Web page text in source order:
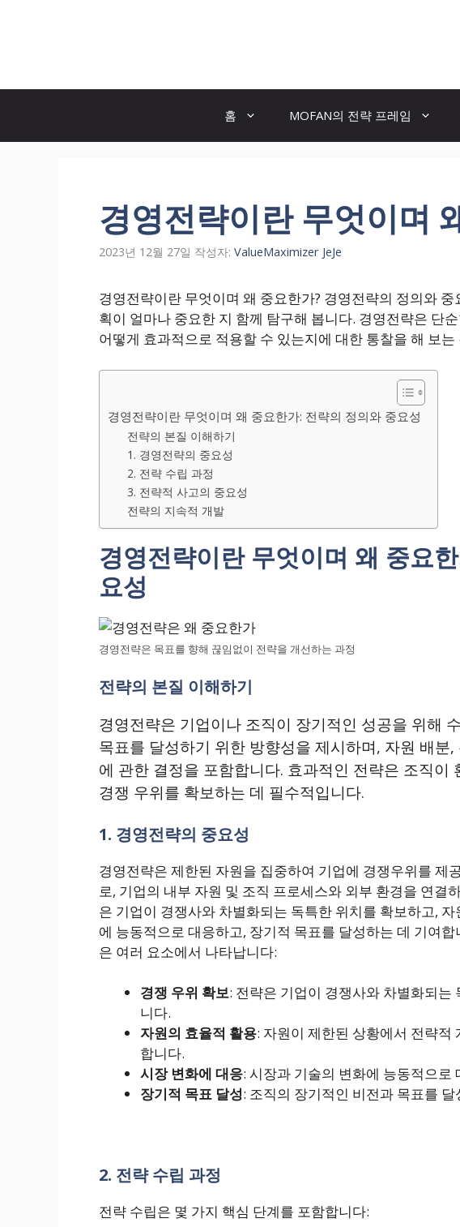
건
홈 MOFAN의 전략 프레임
경영전략이란 무엇이며
2023년 12월 27일 작성자: ValueMaximizer JeJe
경영전략이란 무엇이며 왜 중요한가? 경영전략의 정의와
획이 얼마나 중요한 지 함께 탐구해 봅니다. 경영전략은 단
어떻게 효과적으로 적용할 수 있는지에 대한 통찰을 해 보는
경영전략이란 무엇이며 왜 중요한가: 전략의 정의와 중요성
전략의 본질 이해하기
1. 경영전략의 중요성
2. 전략 수립 과정
3. 전략적 사고의 중요성
전략의 지속적 개발
경영전략이란 무엇이며 왜 중요
요성
경영전략은 목표를 향해 끊임없이 전략을 개선하는 과정
전략의 본질 이해하기
경영전략은 기업이나 조직이 장기적인 성공을 위해
목표를 달성하기 위한 방향성을 제시하며, 자원 배분
에 관한 결정을 포함합니다. 효과적인 전략은 조직이
경쟁 우위를 확보하는 데 필수적입니다.
1. 경영전략의 중요성
경영전략은 제한된 자원을 집중하여 기업에 경쟁우위를 제
로, 기업의 내부 자원 및 조직 프로세스와 외부 환경을 연결
은 기업이 경쟁사와 차별화되는 독특한 위치를 확보하고,
에 능동적으로 대응하고, 장기적 목표를 달성하는 데 기여
은 여러 요소에서 나타납니다:
경쟁 우위 확보: 전략은 기업이 경쟁사와 차별화되
니다.
자원의 효율적 활용: 자원이 제한된 상황에서 전략적
합니다.
시장 변화에 대응: 시장과 기술의 변화에 능동적으로
장기적 목표 달성: 조직의 장기적인 비전과 목표를
2. 전략 수립 과정
전략 수립은 몇 가지 핵심 단계를 포함합니다: